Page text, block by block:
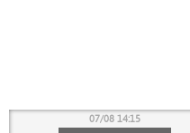
07/08 14:15